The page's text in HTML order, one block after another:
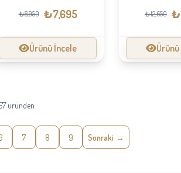
₺8,950 ₺7,695
Ürünü İncele
₺12,650
üründen
7 8 9 Sonraki